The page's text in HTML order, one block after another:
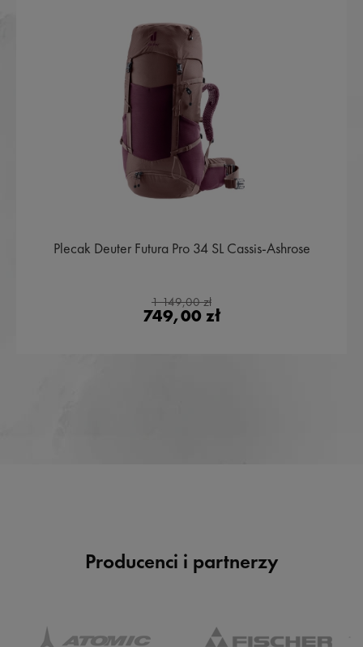
Plecak Deuter Futura Pro 34 SL Cassis-Ashrose
1 149,00 zł
749,00 zł
Producenci i partnerzy